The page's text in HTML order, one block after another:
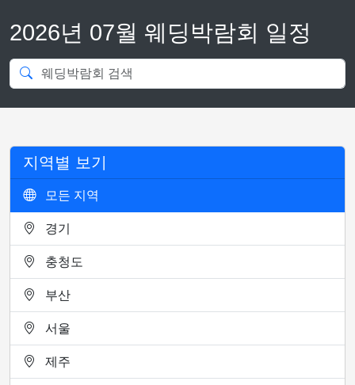
2026년 07월 웨딩박람회 일정
지역별 보기
모든 지역
경기
충청도
부산
서울
제주